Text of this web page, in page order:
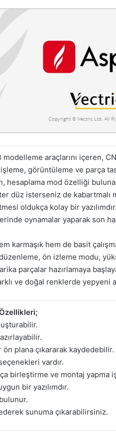
modelleme araçlarını içeren,
işleme, görüntüleme ve parça
hesaplama mod özelliği
düz isterseniz de kabartmalı
oldukça kolay bir
oynamalar yaparak son
karmaşık hem de basit
ön izleme modu,
parçalar hazırlamaya
ve doğal renklerde yepyeni
plana çıkararak kaydedebilir.
vardır.
birleştirme ve montaj yapma
bir yazılımdır.
sunuma çıkarabilirsiniz.